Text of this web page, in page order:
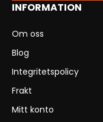
INFORMATION
Om oss
Blog
Integritetspolicy
Frakt
Mitt konto